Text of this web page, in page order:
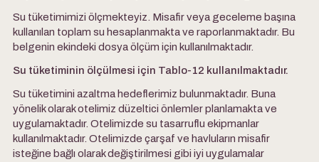
Su tüketimimizi ölçmekteyiz. Misafir veya geceleme başına
kullanılan toplam su hesaplanmakta ve raporlanmaktadır. Bu
belgenin ekindeki dosya ölçüm için kullanılmaktadır.
Su tüketiminin ölçülmesi için Tablo-12 kullanılmaktadır.
Su tüketimini azaltma hedeflerimiz bulunmaktadır. Buna
yönelik olarak otelimiz düzeltici önlemler planlamakta ve
uygulamaktadır. Otelimizde su tasarruflu ekipmanlar
kullanılmaktadır. Otelimizde çarşaf ve havluların misafir
isteğine bağlı olarak değiştirilmesi gibi iyi uygulamalar